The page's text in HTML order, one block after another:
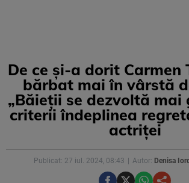
De ce și-a dorit Carmen
bărbat mai în vârstă
„Băieții se dezvoltă mai
criterii îndeplinea
actriței
Publicat: 27 iul. 2024, 08:43 Autor: Denisa